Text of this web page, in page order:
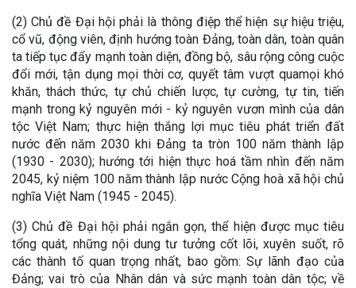
(2) Chủ đề Đại hội phải là thông điệp thể hiện sự hiệu triệu,
cổ vũ, động viên, định hướng toàn Đảng, toàn dân, toàn quân
ta tiếp tục đẩy mạnh toàn diện, đồng bộ, sâu rộng công cuộc
đổi mới, tận dụng mọi thời cơ, quyết tâm vượt quamọi khó
khăn, thách thức, tự chủ chiến lược, tự cường, tự tin, tiến
mạnh trong kỷ nguyên mới - kỷ nguyên vươn mình của dân
tộc Việt Nam; thực hiện thắng lợi mục tiêu phát triển đất
nước đến năm 2030 khi Đảng ta tròn 100 năm thành lập
(1930 - 2030); hướng tới hiện thực hoá tầm nhìn đến năm
2045, kỷ niệm 100 năm thành lập nước Cộng hoà xã hội chủ
nghĩa Việt Nam (1945 - 2045).
(3) Chủ đề Đại hội phải ngắn gọn, thể hiện được mục tiêu
tổng quát, những nội dung tư tưởng cốt lõi, xuyên suốt, rõ
các thành tố quan trọng nhất, bao gồm: Sự lãnh đạo của
Đảng; vai trò của Nhân dân và sức mạnh toàn dân tộc; về